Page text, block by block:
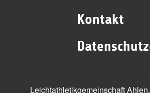
Kontakt
Leichtathletikgemeinschaft